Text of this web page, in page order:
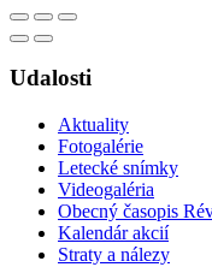
Udalosti
Aktuality
Fotogalérie
Letecké snímky
Videogaléria
Obecný časopis
Kalendár akcií
Straty a nálezy